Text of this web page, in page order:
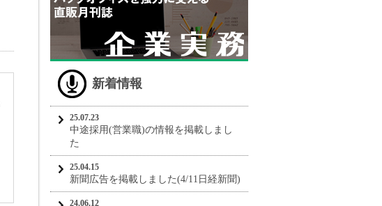
新着情報
25.07.23
中途採用(営業職)の情報を掲載しまし
た
25.04.15
新聞広告を掲載しました(4/11日経新聞)
24.06.12